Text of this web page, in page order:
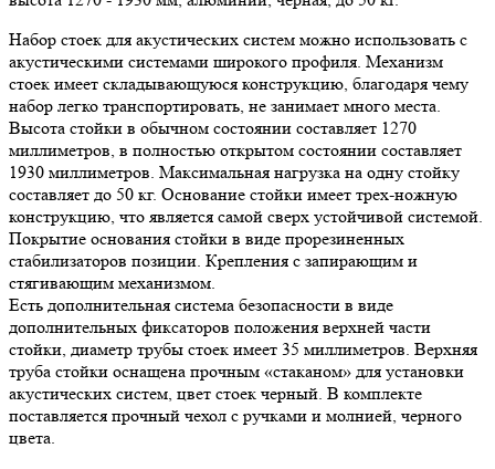
Набор стоек для акустических систем можно использовать с
акустическими системами широкого профиля. Механизм
стоек имеет складывающуюся конструкцию, благодаря чему
набор легко транспортировать, не занимает много места.
Высота стойки в обычном состоянии составляет 1270
миллиметров, в полностью открытом состоянии составляет
1930 миллиметров. Максимальная нагрузка на одну стойку
составляет до 50 кг. Основание стойки имеет трех-ножную
конструкцию, что является самой сверх устойчивой системой.
Покрытие основания стойки в виде прорезиненных
стабилизаторов позиции. Крепления с запирающим и
стягивающим механизмом.
Есть дополнительная система безопасности в виде
дополнительных фиксаторов положения верхней части
стойки, диаметр трубы стоек имеет 35 миллиметров. Верхняя
труба стойки оснащена прочным «стаканом» для установки
акустических систем, цвет стоек черный. В комплекте
поставляется прочный чехол с ручками и молнией, черного
цвета.